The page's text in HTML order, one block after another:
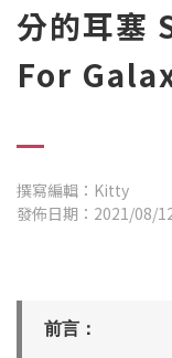
分的耳塞
For
撰寫編輯：Kitty
發佈日期：2021/08/
前言：